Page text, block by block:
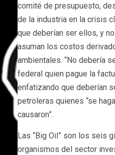
comité de presupuesto,
de la industria en la crisis
que deberían ser ellos, y
asuman los costos
ambientales. “No debería
federal quien pague la
enfatizando que deberían
petroleras quienes “se
causaron”.
Las “Big Oil” son los seis
organismos del sector